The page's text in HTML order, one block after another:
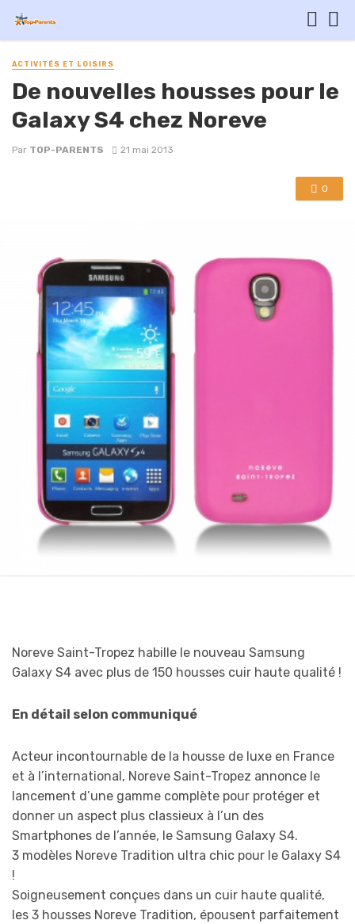
ACTIVITÉS ET LOISIRS
De nouvelles housses pour le
Galaxy S4 chez Noreve
Par TOP-PARENTS 21 mai 2013
0
Noreve Saint-Tropez habille le nouveau Samsung
Galaxy S4 avec plus de 150 housses cuir haute qualité !
En détail selon communiqué
Acteur incontournable de la housse de luxe en France
et à l’international, Noreve Saint-Tropez annonce le
lancement d’une gamme complète pour protéger et
donner un aspect plus classieux à l’un des
Smartphones de l’année, le Samsung Galaxy S4.
3 modèles Noreve Tradition ultra chic pour le Galaxy S4
!
Soigneusement conçues dans un cuir haute qualité,
les 3 housses Noreve Tradition, épousent parfaitement